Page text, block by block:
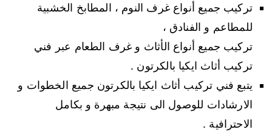
تركيب جميع أنواع غرف النوم ، المطابخ الخشبية
للمطاعم و الفنادق ،
تركيب جميع أنواع الأثاث و غرف الطعام عبر فني
تركيب أثاث ايكيا بالكرتون .
يتبع فني تركيب أثاث ايكيا بالكرتون جميع الخطوات و
الارشادات للوصول الى نتيجة مبهرة و بكامل
الاحترافية .